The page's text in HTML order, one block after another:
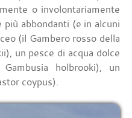
o involontariamente
più abbondanti (e in alcuni
(il Gambero rosso della
un pesce di acqua dolce
holbrooki), un
coypus).